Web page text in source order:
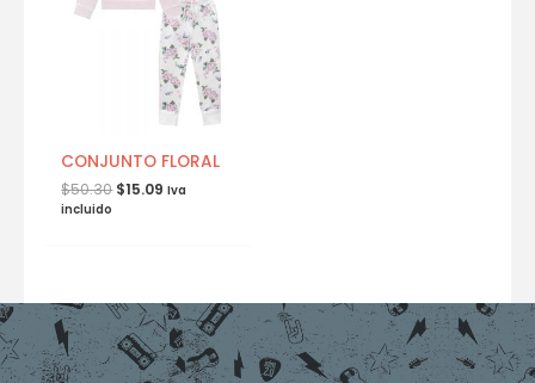
CONJUNTO FLORAL
$50.30 $15.09 Iva
incluido